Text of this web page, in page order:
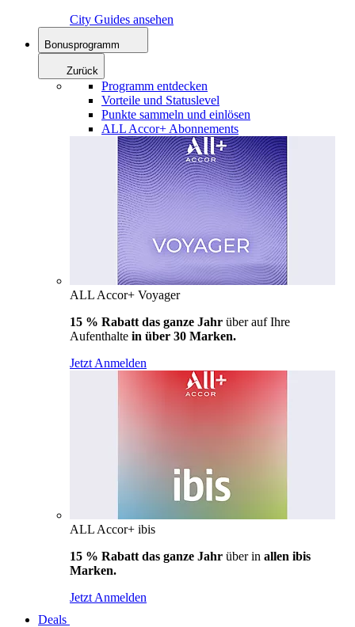
City Guides ansehen
Bonusprogramm
Zurück
Programm entdecken
Vorteile und Statuslevel
Punkte sammeln und einlösen
ALL Accor+ Abonnements
ALL Accor+ Voyager
15 % Rabatt das ganze Jahr über auf Ihre
Aufenthalte in über 30 Marken.
Jetzt Anmelden
ALL Accor+ ibis
15 % Rabatt das ganze Jahr über in allen ibis
Marken.
Jetzt Anmelden
Deals